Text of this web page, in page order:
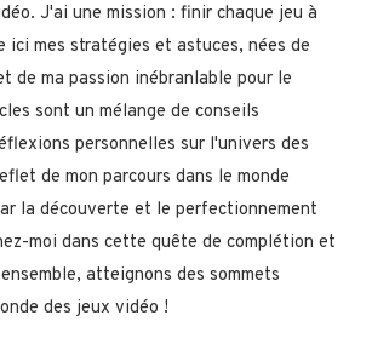
J'ai une mission : finir chaque jeu à
ici mes stratégies et astuces, nées de
de ma passion inébranlable pour le
sont un mélange de conseils
personnelles sur l'univers des
de mon parcours dans le monde
la découverte et le perfectionnement
moi dans cette quête de complétion et
atteignons des sommets
des jeux vidéo !